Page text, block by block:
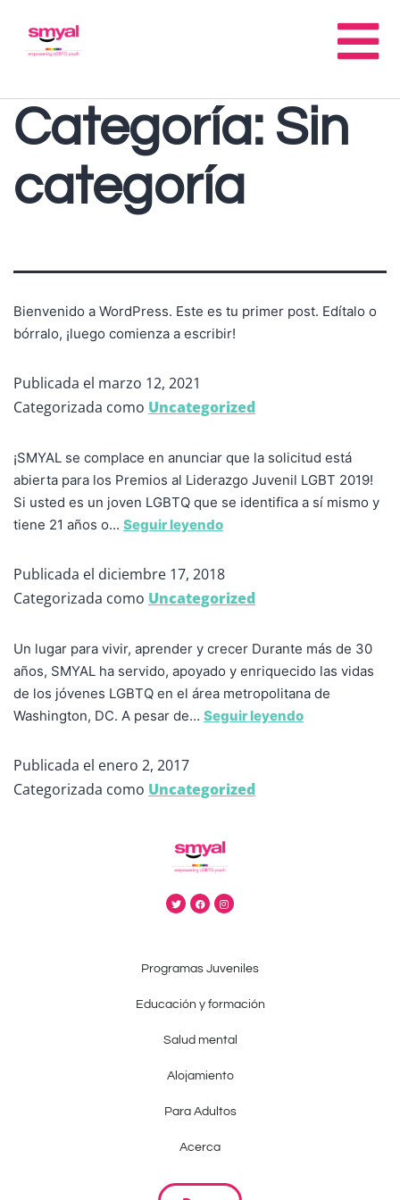
Categoría: Sin
categoría
Bienvenido a WordPress. Este es tu primer post. Edítalo o
bórralo, ¡luego comienza a escribir!
Publicada el marzo 12, 2021
Categorizada como Uncategorized
¡SMYAL se complace en anunciar que la solicitud está
abierta para los Premios al Liderazgo Juvenil LGBT 2019!
Si usted es un joven LGBTQ que se identifica a sí mismo y
tiene 21 años o... Seguir leyendo
Publicada el diciembre 17, 2018
Categorizada como Uncategorized
Un lugar para vivir, aprender y crecer Durante más de 30
años, SMYAL ha servido, apoyado y enriquecido las vidas
de los jóvenes LGBTQ en el área metropolitana de
Washington, DC. A pesar de… Seguir leyendo
Publicada el enero 2, 2017
Categorizada como Uncategorized
Programas Juveniles
Educación y formación
Salud mental
Alojamiento
Para Adultos
Acerca